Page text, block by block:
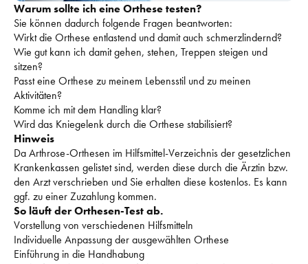
Warum sollte ich eine Orthese testen?
Sie können dadurch folgende Fragen beantworten:
Wirkt die Orthese entlastend und damit auch schmerzlindernd?
Wie gut kann ich damit gehen, stehen, Treppen steigen und
sitzen?
Passt eine Orthese zu meinem Lebensstil und zu meinen
Aktivitäten?
Komme ich mit dem Handling klar?
Wird das Kniegelenk durch die Orthese stabilisiert?
Hinweis
Da Arthrose-Orthesen im Hilfsmittel-Verzeichnis der gesetzlichen
Krankenkassen gelistet sind, werden diese durch die Ärztin bzw.
den Arzt verschrieben und Sie erhalten diese kostenlos. Es kann
ggf. zu einer Zuzahlung kommen.
So läuft der Orthesen-Test ab.
Vorstellung von verschiedenen Hilfsmitteln
Individuelle Anpassung der ausgewählten Orthese
Einführung in die Handhabung